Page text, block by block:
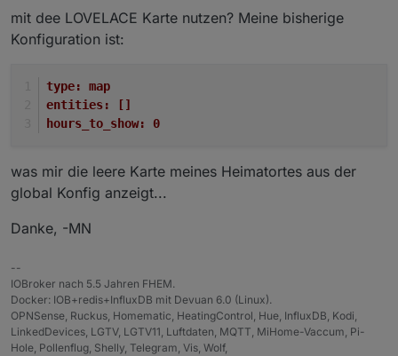
mit dee LOVELACE Karte nutzen? Meine bisherige
Konfiguration ist:
type: map
entities: []
hours_to_show: 0
was mir die leere Karte meines Heimatortes aus der
global Konfig anzeigt...
Danke, -MN
--
IOBroker nach 5.5 Jahren FHEM.
Docker: IOB+redis+InfluxDB mit Devuan 6.0 (Linux).
OPNSense, Ruckus, Homematic, HeatingControl, Hue, InfluxDB, Kodi,
LinkedDevices, LGTV, LGTV11, Luftdaten, MQTT, MiHome-Vaccum, Pi-
Hole, Pollenflug, Shelly, Telegram, Vis, Wolf,